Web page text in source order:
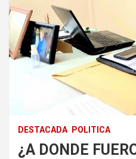
DESTACADA POLITICA
¿A DONDE